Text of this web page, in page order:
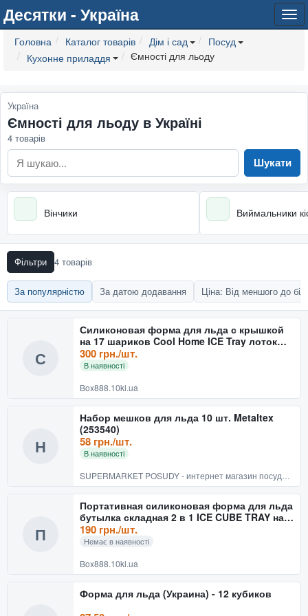
Десятки - Україна
Головна Каталог товарів Дім і сад
Посуд
Кухонне приладдя
Ємності для льоду
Україна
Ємності для льоду в Україні
4 товарів
Шукати
Вінчики Виймальники
Фільтри 4 товарів
За популярністю За датою додавання Ціна: Від меншого до
С
Силиконовая форма для льда с крышкой
на 17 шариков Cool Home ICE Tray лоток
для заморозки воды
300 грн./шт.
В наявності
Box888.10ki.ua
Н
Набор мешков для льда 10 шт. Metaltex
(253540)
58 грн./шт.
В наявності
П
Портативная силиконовая форма для льда
бутылка складная 2 в 1 ICE CUBE TRAY на
17 шариков
190 грн./шт.
Немає в наявності
Box888.10ki.ua
Форма для льда (Украина) - 12 кубиков